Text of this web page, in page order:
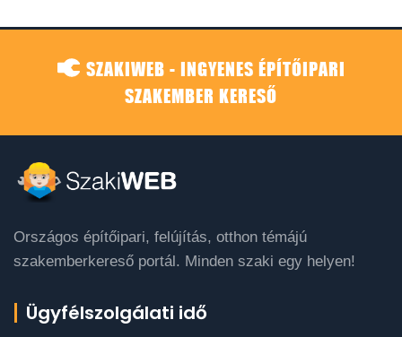
SZAKIWEB - INGYENES ÉPÍTŐIPARI
SZAKEMBER KERESŐ
Országos építőipari, felújítás, otthon témájú
szakemberkereső portál. Minden szaki egy helyen!
Ügyfélszolgálati idő